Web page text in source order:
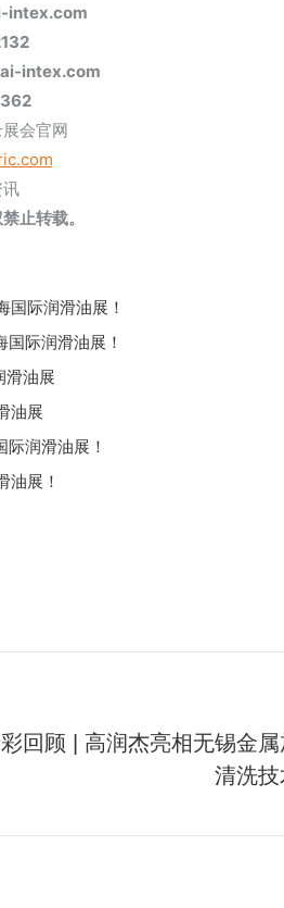
intex.com
intex.com
会官网
止转载。
际润滑油展！
际润滑油展！
滑油展
油展
润滑油展！
油展！
回顾 | 高润杰亮相无锡金
清洗技